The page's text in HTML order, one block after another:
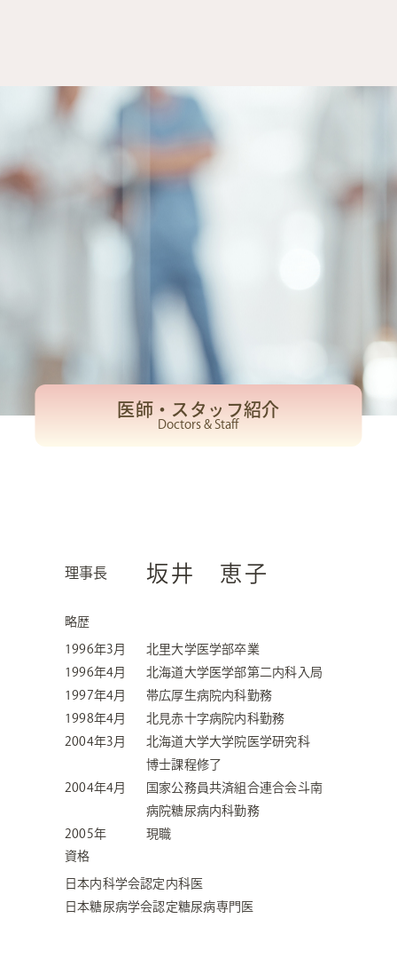
医師・スタッフ紹介
Doctors & Staff
理事長 坂井 恵子
略歴
1996年3月
北里大学医学部卒業
1996年4月
北海道大学医学部第二内科 入局
1997年4月
帯広厚生病院内科勤務
1998年4月
北見赤十字病院内科勤務
2004年3月
北海道大学大学院医学研究科
博士課程修了
2004年4月
国家公務員共済組合連合会斗南
病院糖尿病内科勤務
2005年
現職
資格
日本内科学会認定内科医
日本糖尿病学会認定糖尿病専門医